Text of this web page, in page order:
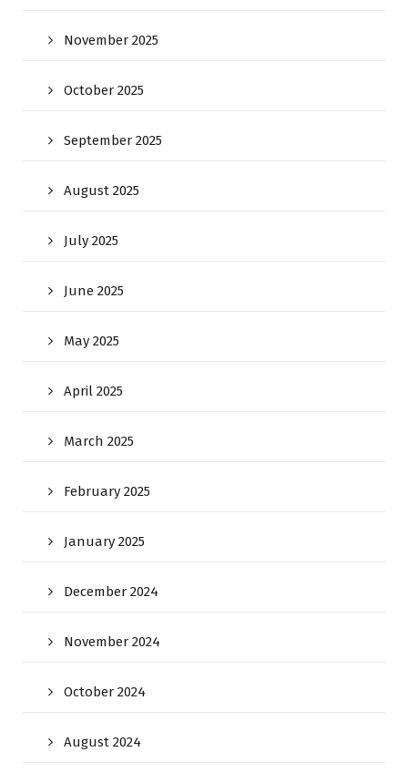
November 2025
October 2025
September 2025
August 2025
July 2025
June 2025
May 2025
April 2025
March 2025
February 2025
January 2025
December 2024
November 2024
October 2024
August 2024